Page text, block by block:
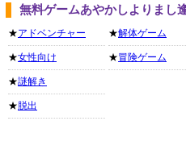
無料ゲームあやかしよりまし
★アドベンチャー
★女性向け
★謎解き
★ 脱出
★解体ゲーム
★冒険ゲーム